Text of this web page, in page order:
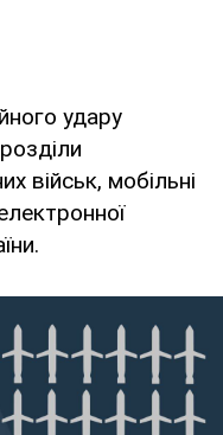
удару
військ, мобільні